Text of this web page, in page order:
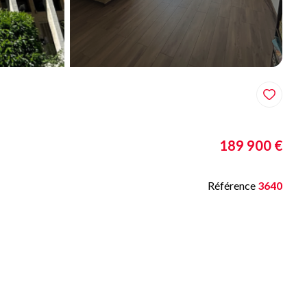
189 900 €
Référence 3640